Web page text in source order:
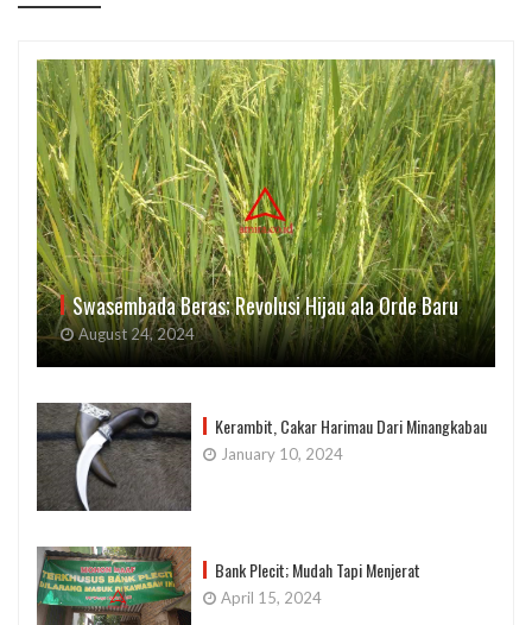
Swasembada Beras; Revolusi Hijau ala Orde Baru
August 24, 2024
Kerambit, Cakar Harimau Dari Minangkabau
January 10, 2024
Bank Plecit; Mudah Tapi Menjerat
April 15, 2024